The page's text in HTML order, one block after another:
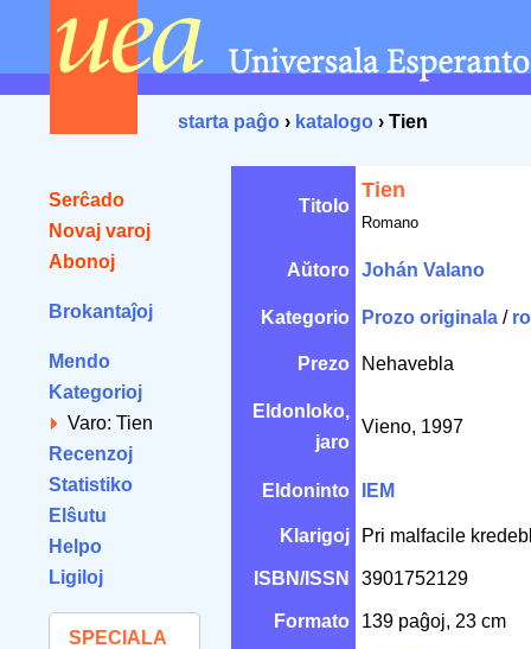
starta paĝo › katalogo › Tien
Serĉado
Novaj varoj
Abonoj
Brokantaĵoj
Mendo
Kategorioj
Varo: Tien
Recenzoj
Statistiko
Elŝutu
Helpo
Ligiloj
SPECIALA
Titolo
Tien
Romano
Aŭtoro Johán Valano
Kategorio Prozo originala /
Prezo Nehavebla
Eldonloko,
jaro
Vieno, 1997
Eldoninto IEM
Klarigoj Pri malfacile
ISBN/ISSN 3901752129
Formato 139 paĝoj, 23 cm